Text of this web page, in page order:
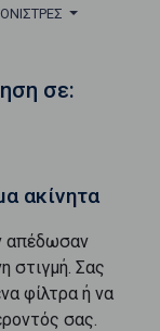
σε:
ακίνητα
απέδωσαν
στιγμή. Σας
φίλτρα ή να
σας.